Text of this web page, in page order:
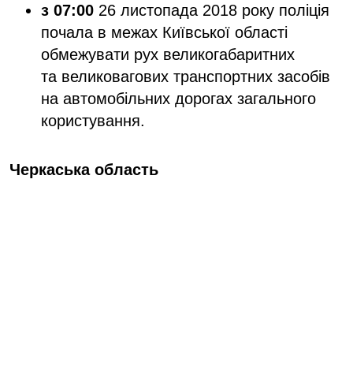
з 07:00 26 листопада 2018 року поліція
почала в межах Київської області
обмежувати рух великогабаритних
та великовагових транспортних засобів
на автомобільних дорогах загального
користування.
Черкаська область